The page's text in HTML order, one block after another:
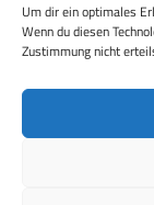
Um dir ein optimales
Wenn du diesen
Zustimmung nicht